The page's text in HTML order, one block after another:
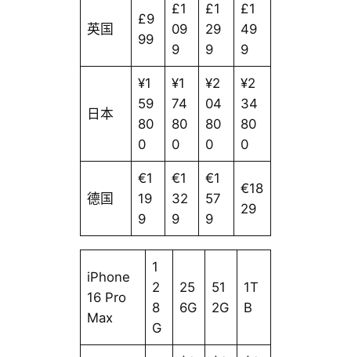
英国
£9
99
£1
09
9
£1
29
9
£1
49
9
日本
¥1
59
80
0
¥1
74
80
0
¥2
04
80
0
¥2
34
80
0
德国
€1
19
9
€1
32
9
€1
57
9
€18
29
iPhone
16 Pro
Max
1
2
8
G
25
6G
51
2G
1T
B